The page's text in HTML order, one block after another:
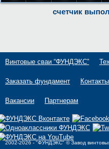
счетчик
Винтовые сваи “ФУНДЭКС”
Заказать фундамент Контакты
Вакансии Партнерам
2002-2026 - "ФУНДЭКС" © Завод винтовых